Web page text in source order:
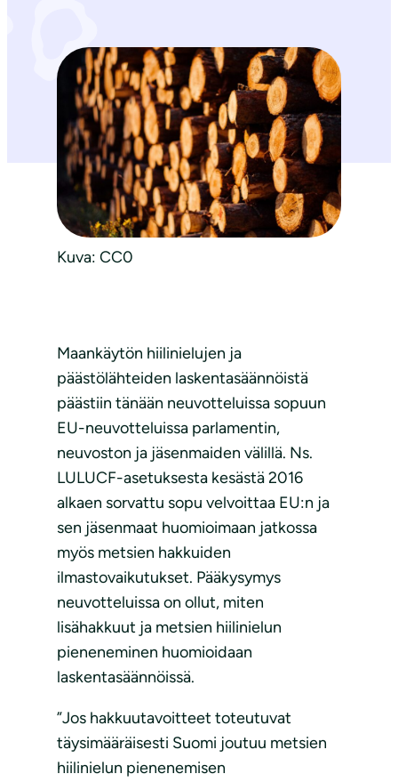
Kuva: CC0
Maankäytön hiilinielujen ja
päästölähteiden laskentasäännöistä
päästiin tänään neuvotteluissa sopuun
EU-neuvotteluissa parlamentin,
neuvoston ja jäsenmaiden välillä. Ns.
LULUCF-asetuksesta kesästä 2016
alkaen sorvattu sopu velvoittaa EU:n ja
sen jäsenmaat huomioimaan jatkossa
myös metsien hakkuiden
ilmastovaikutukset. Pääkysymys
neuvotteluissa on ollut, miten
lisähakkuut ja metsien hiilinielun
pieneneminen huomioidaan
laskentasäännöissä.
”Jos hakkuutavoitteet toteutuvat
täysimääräisesti Suomi joutuu metsien
hiilinielun pienenemisen